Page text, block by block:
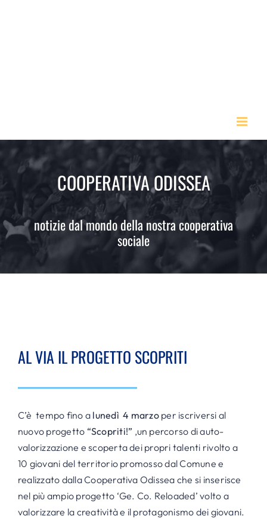
COOPERATIVA ODISSEA
notizie dal mondo della nostra cooperativa
sociale
AL VIA IL PROGETTO SCOPRITI
C’è tempo fino a lunedì 4 marzoper iscriversi al
nuovo progetto “Scopriti!” ,un percorso di auto-
valorizzazione e scoperta dei propri talenti rivolto a
10 giovani del territorio promosso dal Comune e
realizzato dalla Cooperativa Odissea che si inserisce
nel più ampio progetto ‘Ge. Co. Reloaded’ volto a
valorizzare la creatività e il protagonismo dei giovani.